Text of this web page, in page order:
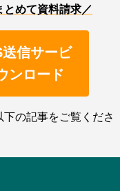
とめて資料請求／
送信サービ
ンロード
の記事をご覧くださ